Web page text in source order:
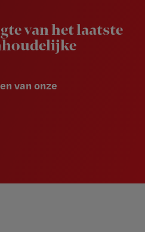
van het laatste
van onze